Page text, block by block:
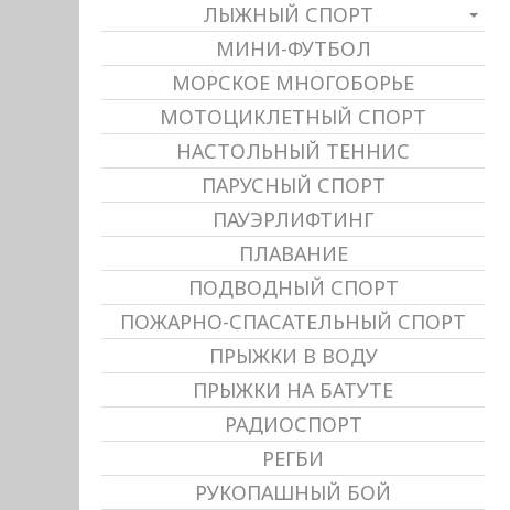
ЛЫЖНЫЙ СПОРТ
МИНИ-ФУТБОЛ
МОРСКОЕ МНОГОБОРЬЕ
МОТОЦИКЛЕТНЫЙ СПОРТ
НАСТОЛЬНЫЙ ТЕННИС
ПАРУСНЫЙ СПОРТ
ПАУЭРЛИФТИНГ
ПЛАВАНИЕ
ПОДВОДНЫЙ СПОРТ
ПОЖАРНО-СПАСАТЕЛЬНЫЙ СПОРТ
ПРЫЖКИ В ВОДУ
ПРЫЖКИ НА БАТУТЕ
РАДИОСПОРТ
РЕГБИ
РУКОПАШНЫЙ БОЙ